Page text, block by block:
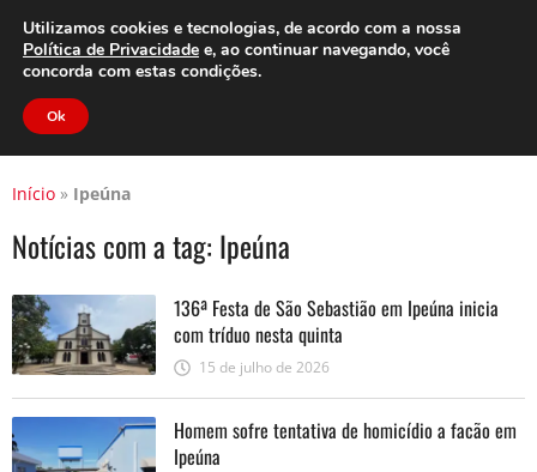
Clube do Assinante Área do Assinante
Início » Ipeúna
Notícias com a tag: Ipeúna
136ª Festa de São Sebastião em Ipeúna inicia
com tríduo nesta quinta
15 de julho de 2026
Homem sofre tentativa de homicídio a facão em
Ipeúna
Utilizamos cookies e tecnologias, de acordo com a nossa
Política de Privacidade e, ao continuar navegando, você
concorda com estas condições.
Ok